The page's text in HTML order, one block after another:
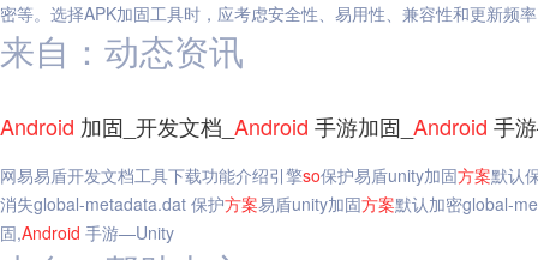
密等。选择APK加固工具时，应考虑安全性、易用性、兼容性和更新频
来自：动态资讯
Android 加固_开发文档_ Android 手游加固_ Android 手
网易易盾开发文档工具下载功能介绍引擎so保护易盾unity加固方案默认
消失global-metadata.dat 保护方案易盾unity加固方案默认加密global-
固,Android 手游—Unity